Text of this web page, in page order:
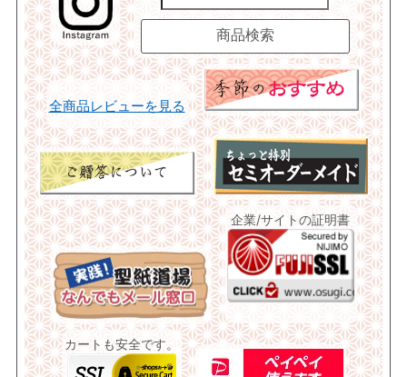
全商品レビューを見る
企業/サイトの証明書
カートも安全です。